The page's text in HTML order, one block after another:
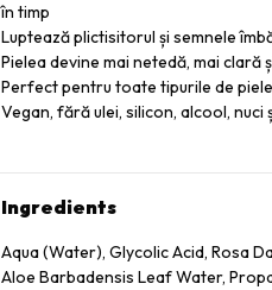
în timp
Luptează plictisitorul și semnele
Pielea devine mai netedă, mai clară
Perfect pentru toate tipurile de piele
Vegan, fără ulei, silicon, alcool, nuci
Ingredients
Aqua (Water), Glycolic Acid, Rosa
Aloe Barbadensis Leaf Water,